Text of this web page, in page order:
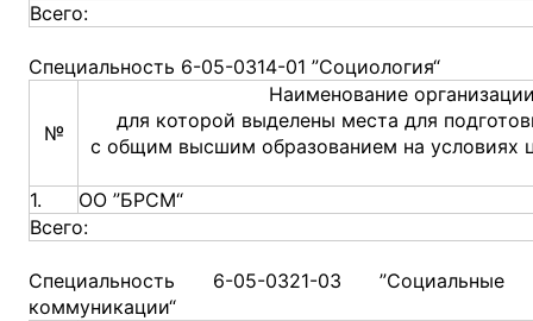
Всего:
Специальность 6-05-0314-01 ”Социология“
№
Наименование
для которой выделены места для
с общим высшим образованием на условиях
1.
ОО ”БРСМ“
Всего:
Специальность 6-05-0321-03 ”Социальные
коммуникации“